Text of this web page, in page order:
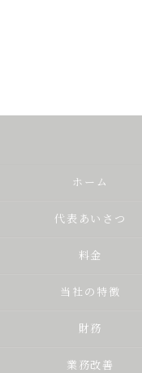
ホーム
代表あいさつ
料金
当社の特徴
財務
業務改善